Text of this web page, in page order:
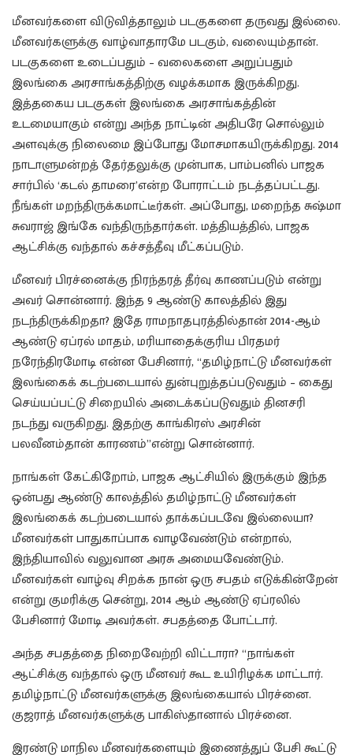
மீனவர்களை விடுவித்தாலும் படகுகளை தருவது இல்லை.
மீனவர்களுக்கு வாழ்வாதாரமே படகும், வலையும்தான்.
படகுகளை உடைப்பதும் – வலைகளை அறுப்பதும்
இலங்கை அரசாங்கத்திற்கு வழக்கமாக இருக்கிறது.
இத்தகைய படகுகள் இலங்கை அரசாங்கத்தின்
உடமையாகும் என்று அந்த நாட்டின் அதிபரே சொல்லும்
அளவுக்கு நிலைமை இப்போது மோசமாகயிருக்கிறது. 2014
நாடாளுமன்றத் தேர்தலுக்கு முன்பாக, பாம்பனில் பாஜக
சார்பில் ‘கடல் தாமரை’என்ற போராட்டம் நடத்தப்பட்டது.
நீங்கள் மறந்திருக்கமாட்டீர்கள். அப்போது, மறைந்த சுஷ்மா
சுவராஜ் இங்கே வந்திருந்தார்கள். மத்தியத்தில், பாஜக
ஆட்சிக்கு வந்தால் கச்சத்தீவு மீட்கப்படும்.
மீனவர் பிரச்னைக்கு நிரந்தரத் தீர்வு காணப்படும் என்று
அவர் சொன்னார். இந்த 9 ஆண்டு காலத்தில் இது
நடந்திருக்கிறதா? இதே ராமநாதபுரத்தில்தான் 2014-ஆம்
ஆண்டு ஏப்ரல் மாதம், மரியாதைக்குரிய பிரதமர்
நரேந்திரமோடி என்ன பேசினார், “தமிழ்நாட்டு மீனவர்கள்
இலங்கைக் கடற்படையால் துன்புறுத்தப்படுவதும் – கைது
செய்யப்பட்டு சிறையில் அடைக்கப்படுவதும் தினசரி
நடந்து வருகிறது. இதற்கு காங்கிரஸ் அரசின்
பலவீனம்தான் காரணம்”என்று சொன்னார்.
நாங்கள் கேட்கிறோம், பாஜக ஆட்சியில் இருக்கும் இந்த
ஒன்பது ஆண்டு காலத்தில் தமிழ்நாட்டு மீனவர்கள்
இலங்கைக் கடற்படையால் தாக்கப்படவே இல்லையா?
மீனவர்கள் பாதுகாப்பாக வாழவேண்டும் என்றால்,
இந்தியாவில் வலுவான அரசு அமையவேண்டும்.
மீனவர்கள் வாழ்வு சிறக்க நான் ஒரு சபதம் எடுக்கின்றேன்
என்று குமரிக்கு சென்று, 2014 ஆம் ஆண்டு ஏப்ரலில்
பேசினார் மோடி அவர்கள். சபதத்தை போட்டார்.
அந்த சபதத்தை நிறைவேற்றி விட்டாரா? “நாங்கள்
ஆட்சிக்கு வந்தால் ஒரு மீனவர் கூட உயிரிழக்க மாட்டார்.
தமிழ்நாட்டு மீனவர்களுக்கு இலங்கையால் பிரச்னை.
குஜராத் மீனவர்களுக்கு பாகிஸ்தானால் பிரச்னை.
இரண்டு மாநில மீனவர்களையும் இணைத்துப் பேசி கூட்டு